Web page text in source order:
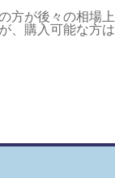
方が後々の相場上
、購入可能な方は